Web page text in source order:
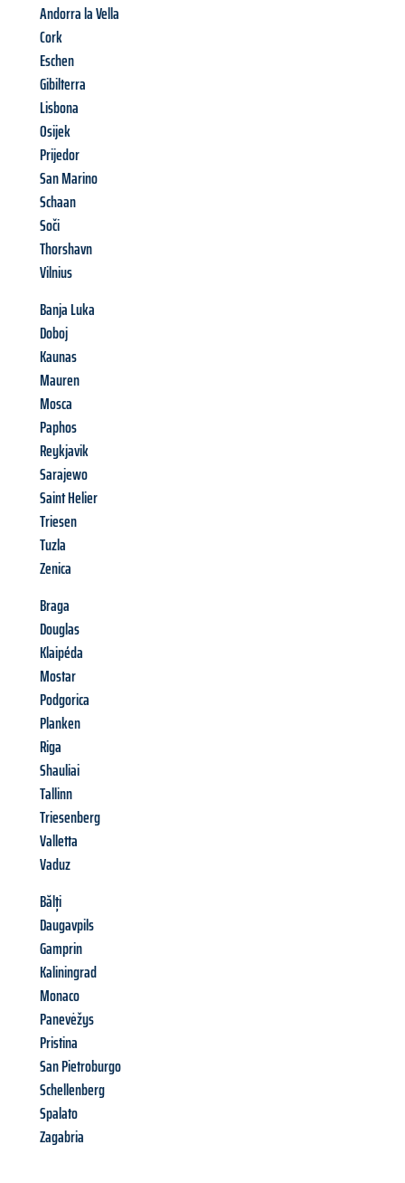
Andorra la Vella
Cork
Eschen
Gibilterra
Lisbona
Osijek
Prijedor
San Marino
Schaan
Soči
Thorshavn
Vilnius
Banja Luka
Doboj
Kaunas
Mauren
Mosca
Paphos
Reykjavik
Sarajewo
Saint Helier
Triesen
Tuzla
Zenica
Braga
Douglas
Klaipéda
Mostar
Podgorica
Planken
Riga
Shauliai
Tallinn
Triesenberg
Valletta
Vaduz
Bălți
Daugavpils
Gamprin
Kaliningrad
Monaco
Panevėžys
Pristina
San Pietroburgo
Schellenberg
Spalato
Zagabria